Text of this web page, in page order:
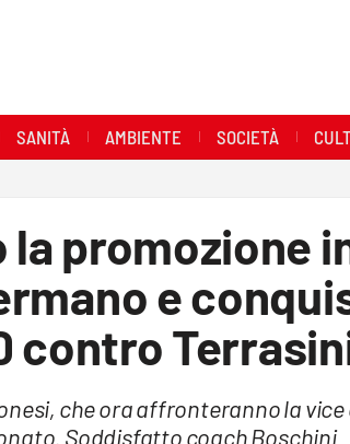
SANITÀ AMBIENTE SOCIETÀ
promozione
e
contro
che ora affronteranno la
Soddisfatto coach Boschini